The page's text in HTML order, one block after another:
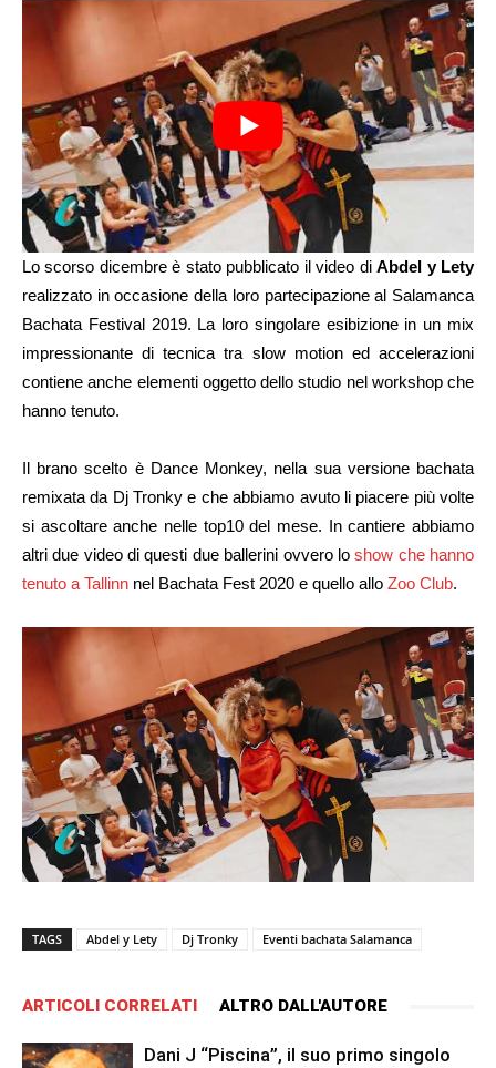
Lo scorso dicembre è stato pubblicato il video diAbdel y Lety
realizzato in occasione della loro partecipazione al Salamanca
Bachata Festival 2019. La loro singolare esibizione in un mix
impressionante di tecnica tra slow motion ed accelerazioni
contiene anche elementi oggetto dello studio nel workshop che
hanno tenuto.
Il brano scelto è Dance Monkey, nella sua versione bachata
remixata da Dj Tronky e che abbiamo avuto li piacere più volte
si ascoltare anche nelle top10 del mese. In cantiere abbiamo
altri due video di questi due ballerini ovvero loshow che hanno
tenuto a Tallinn nel Bachata Fest 2020 e quello allo Zoo Club.
TAGS Abdel y Lety Dj Tronky Eventi bachata Salamanca
ARTICOLI CORRELATI ALTRO DALL'AUTORE
Dani J “Piscina”, il suo primo singolo